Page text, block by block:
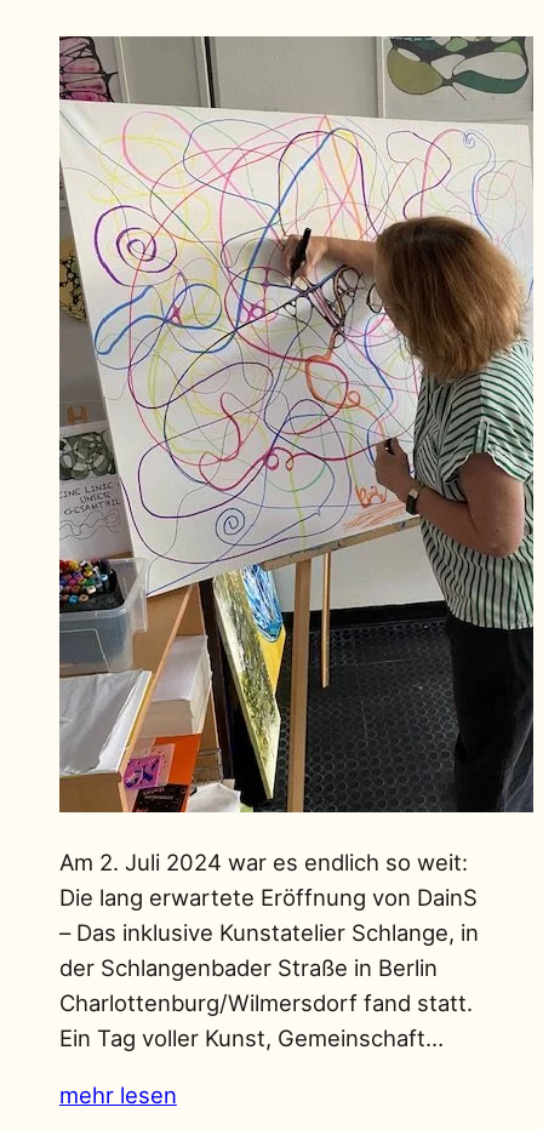
Am 2. Juli 2024 war es endlich so weit:
Die lang erwartete Eröffnung von DainS
– Das inklusive Kunstatelier Schlange, in
der Schlangenbader Straße in Berlin
Charlottenburg/Wilmersdorf fand statt.
Ein Tag voller Kunst, Gemeinschaft…
mehr lesen